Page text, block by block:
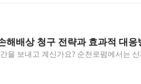
해배상 청구 전략과 효과적 대응
을 보내고 계신가요? 순천로펌에서는
공합니…